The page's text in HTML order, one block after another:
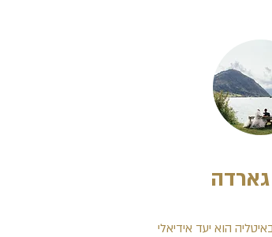
הוא יעד אידיאלי